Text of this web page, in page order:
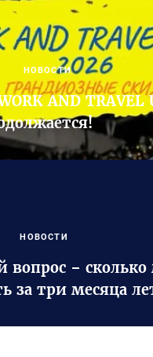
НОВОСТИ
AND TRAVEL
НОВОСТИ
вопрос –
за три месяца